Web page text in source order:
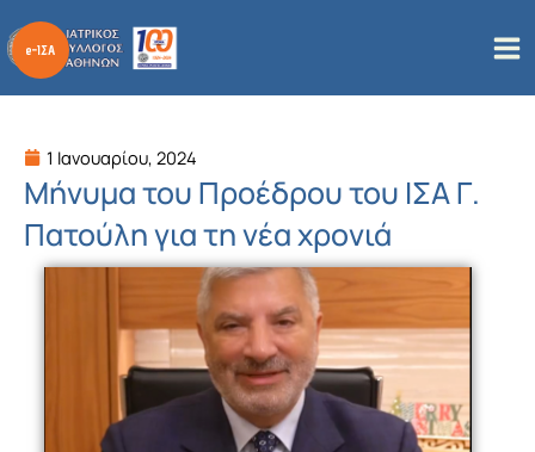
στο
περιεχόμενο
1 Ιανουαρίου, 2024
Μήνυμα του Προέδρου του ΙΣΑ Γ.
Πατούλη για τη νέα χρονιά